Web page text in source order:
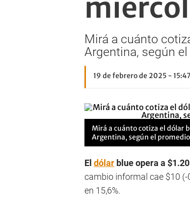
Mirá a cuánto
Argentina, según
19 de febrero de 2025 - 15:47
Mirá a cuánto cotiza el dólar
Argentina, según el
El dólar blue opera a
cambio informal cae $10 (-
en 15,6%.